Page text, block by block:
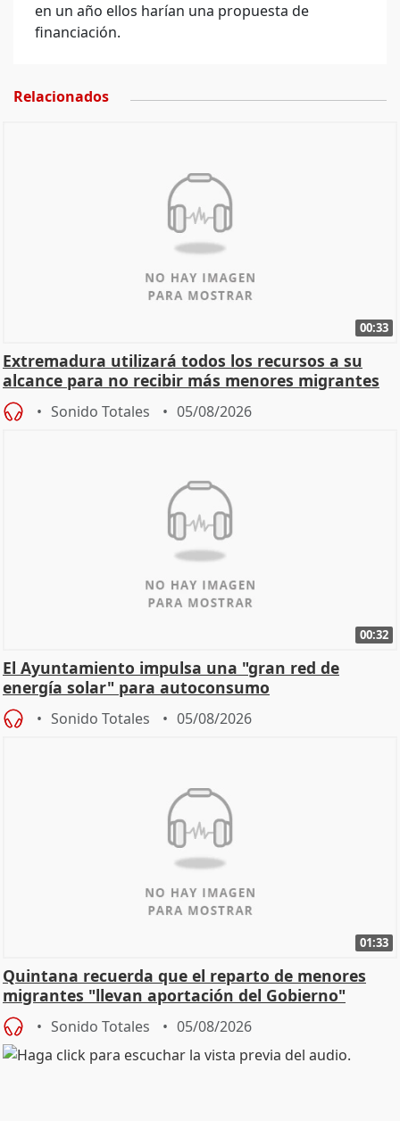
en un año ellos harían una propuesta de
financiación.
Relacionados
00:33
Extremadura utilizará todos los recursos a su
alcance para no recibir más menores migrantes
Sonido Totales 05/08/2026
00:32
El Ayuntamiento impulsa una "gran red de
energía solar" para autoconsumo
Sonido Totales 05/08/2026
01:33
Quintana recuerda que el reparto de menores
migrantes "llevan aportación del Gobierno"
central
Sonido Totales 05/08/2026